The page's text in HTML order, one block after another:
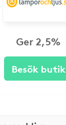
Ger 2,5%
Besök butik